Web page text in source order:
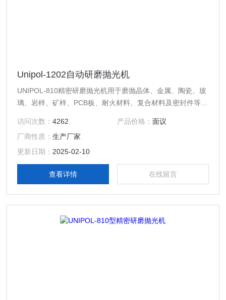
Unipol-1202自动研磨抛光机
UNIPOL-810精密研磨抛光机用于磨抛晶体、金属、陶瓷、玻
璃、岩样、矿样、PCB板、耐火材料、复合材料及密封件等，
钇、铌酸锂、砷化镓。本机配有桃形孔载物盘，更加方便了对
金 UNIPOL-1202 自动精密研磨抛光机专门为加工制备晶体、
陶瓷、玻璃、金属、岩样、矿样、耐火材料、PCB板、复合材
料而设计的新一代产品。它配备了300相试样磨抛。
访问次数：4262 产品价格： 面议
厂商性质：生产厂家
更新日期： 2025-02-10
查看详情 在线留言